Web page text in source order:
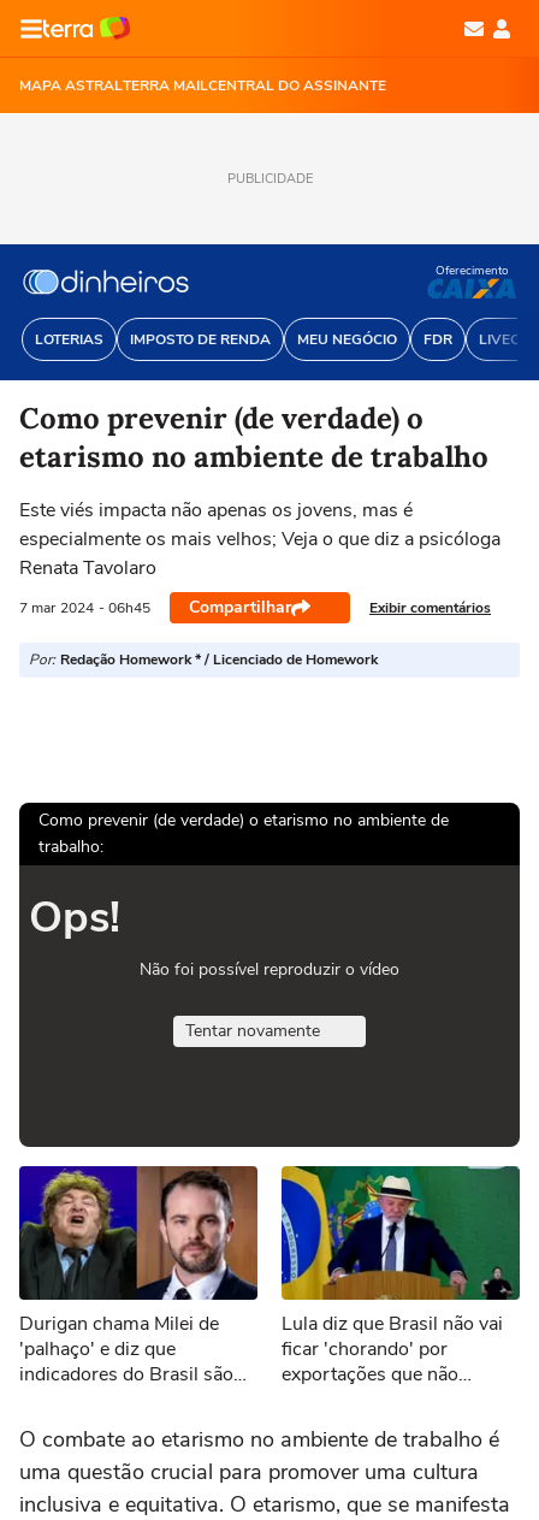
MAPA ASTRALTERRA MAILCENTRAL DO ASSINANTE
PUBLICIDADE
LOTERIAS IMPOSTO DE RENDA MEU NEGÓCIO FDR
Oferecimento
Como prevenir (de verdade) o
etarismo no ambiente de trabalho
Este viés impacta não apenas os jovens, mas é
especialmente os mais velhos; Veja o que diz a psicóloga
Renata Tavolaro
7 mar 2024 - 06h45 Compartilhar Exibir comentários
Por: Redação Homework * / Licenciado de Homework
Como prevenir (de verdade) o etarismo no ambiente de
trabalho:
Ops!
Não foi possível reproduzir o vídeo
Tentar novamente
Durigan chama Milei de
'palhaço' e diz que
indicadores do Brasil são
Argentina
Lula diz que Brasil não vai
ficar 'chorando' por
exportações que não
EUA
O combate ao etarismo no ambiente de trabalho é
uma questão crucial para promover uma cultura
inclusiva e equitativa. O etarismo, que se manifesta